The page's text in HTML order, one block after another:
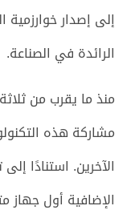
إلى إصدار
الرائدة في الصناعة.
منذ ما يقرب من
مشاركة هذه
الإضافية أول جهاز